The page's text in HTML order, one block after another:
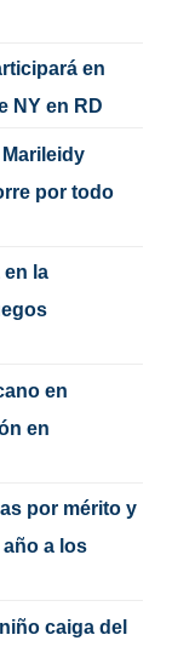
en
NY en RD
por todo
la
en
en
por mérito y
a los
caiga del